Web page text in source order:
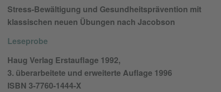
Stress-Bewältigung und Gesundheitsprävention mit
klassischen neuen Übungen nach Jacobson
Leseprobe
Haug Verlag Erstauflage 1992,
3. überarbeitete und erweiterte Auflage 1996
ISBN 3-7760-1444-X